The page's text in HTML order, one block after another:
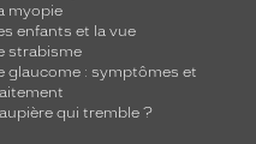
myopie
enfants et la vue
strabisme
glaucome : symptômes et
qui tremble ?